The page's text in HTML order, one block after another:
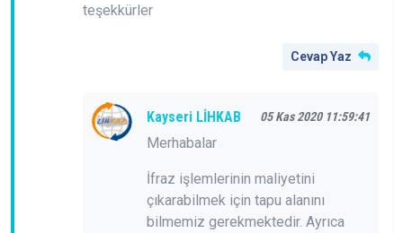
teşekkürler
Cevap Yaz
Kayseri LİHKAB 05 Kas 2020 11:59:41
Merhabalar
İfraz işlemlerinin maliyetini
çıkarabilmek için tapu alanını
bilmemiz gerekmektedir. Ayrıca